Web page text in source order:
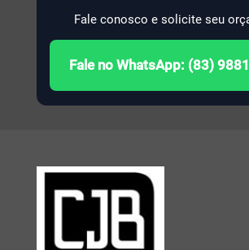
Fale conosco e solicite seu
Fale no WhatsApp: (83)